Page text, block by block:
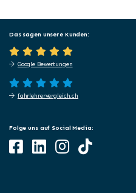
Das sagen unsere Kunden:
Google Bewertungen
fahrlehrervergleich.ch
Folge uns auf Social Media: